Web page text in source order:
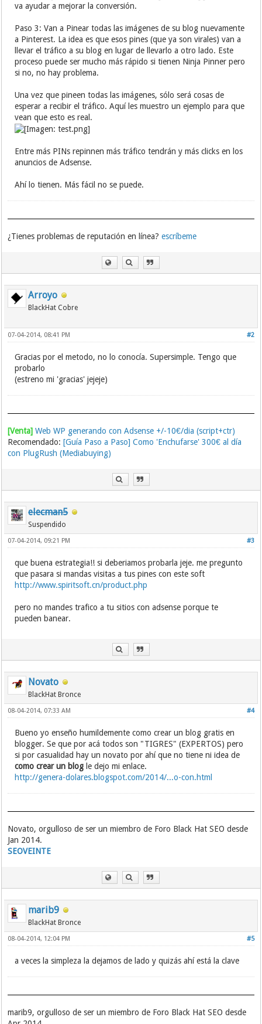
va ayudar a mejorar la conversión.
Paso 3: Van a Pinear todas las imágenes de su blog nuevamente
a Pinterest. La idea es que esos pines (que ya son virales) van a
llevar el tráfico a su blog en lugar de llevarlo a otro lado. Este
proceso puede ser mucho más rápido si tienen Ninja Pinner pero
si no, no hay problema.
Una vez que pineen todas las imágenes, sólo será cosas de
esperar a recibir el tráfico. Aquí les muestro un ejemplo para que
vean que esto es real.
Entre más PINs repinnen más tráfico tendrán y más clicks en los
anuncios de Adsense.
Ahí lo tienen. Más fácil no se puede.
¿Tienes problemas de reputación en línea?escríbeme
Arroyo
BlackHat Cobre
#2
07-04-2014, 08:41 PM
Gracias por el metodo, no lo conocía. Supersimple. Tengo que
probarlo
(estreno mi 'gracias' jejeje)
[Venta] Web WP generando con Adsense +/-10€/dia (script+ctr)
Recomendado:[Guía Paso a Paso] Como 'Enchufarse' 300€ al día
con PlugRush (Mediabuying)
elecman5
Suspendido
#3
07-04-2014, 09:21 PM
que buena estrategia!! si deberiamos probarla jeje. me pregunto
que pasara si mandas visitas a tus pines con este soft
http://www.spiritsoft.cn/product.php
pero no mandes trafico a tu sitios con adsense porque te
pueden banear.
Novato
BlackHat Bronce
#4
08-04-2014, 07:33 AM
Bueno yo enseño humildemente como crear un blog gratis en
blogger. Se que por acá todos son "TIGRES" (EXPERTOS) pero
si por casualidad hay un novato por ahí que no tiene ni idea de
como crear un blog le dejo mi enlace.
http://genera-dolares.blogspot.com/2014/...o-con.html
Novato, orgulloso de ser un miembro de Foro Black Hat SEO desde
Jan 2014.
SEOVEINTE
marib9
BlackHat Bronce
#5
08-04-2014, 12:04 PM
a veces la simpleza la dejamos de lado y quizás ahí está la clave
marib9, orgulloso de ser un miembro de Foro Black Hat SEO desde